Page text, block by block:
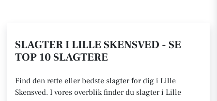
SLAGTER I LILLE SKENSVED - SE
TOP 10 SLAGTERE
Find den rette eller bedste slagter for dig i Lille
Skensved. I vores overblik finder du slagter i Lille